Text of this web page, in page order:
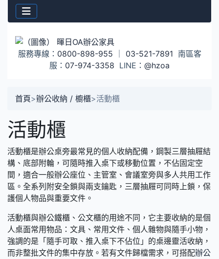
服務專線： 0800-898-955 03-521-7891 南區客
服： 07-974-3358 LINE： @hzoa
首頁>辦公收納 / 櫥櫃>活動櫃
活動櫃
活動櫃是辦公桌旁最常見的個人收納配備，鋼製三層抽屜結
構、底部附輪，可隨時推入桌下或移動位置，不佔固定空
間，適合一般辦公座位、主管室、會議室旁與多人共用工作
區。全系列附安全鎖與兩支鑰匙，三層抽屜可同時上鎖，保
護個人物品與重要文件。
活動櫃與辦公鐵櫃、公文櫃的用途不同，它主要收納的是個
人桌面常用物品：文具、常用文件、個人雜物與隨手小物，
強調的是「隨手可取、推入桌下不佔位」的桌邊靈活收納，
而非整批文件的集中存放。若有文件歸檔需求，可搭配辦公